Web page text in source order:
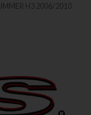
H3 2006/2010